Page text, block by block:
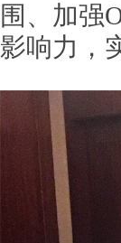
围、加强
影响力，